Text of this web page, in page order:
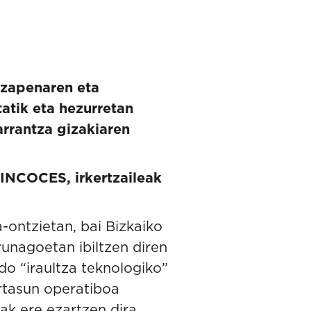
eta
eta hezurretan
gizakiaren
irkertzaileak
ontzietan, bai Bizkaiko
ibiltzen diren
“iraultza teknologiko”
operatiboa